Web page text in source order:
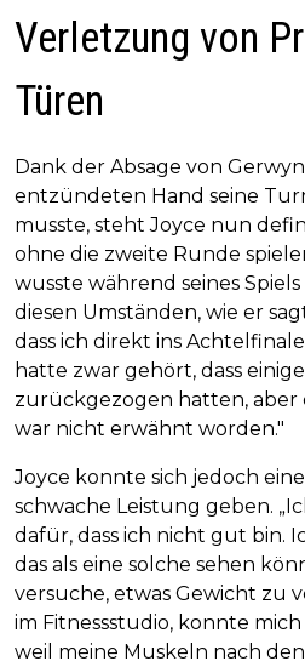
Verletzung von
Türen
Dank der Absage von
entzündeten Hand seine
musste, steht Joyce nun
ohne die zweite Runde
wusste während seines
diesen Umständen, wie er
dass ich direkt ins
hatte zwar gehört, dass
zurückgezogen hatten, aber
war nicht erwähnt worden."
Joyce konnte sich jedoch
schwache Leistung geben.
dafür, dass ich nicht gut bin.
das als eine solche sehen
versuche, etwas Gewicht zu
im Fitnessstudio, konnte
weil meine Muskeln nach